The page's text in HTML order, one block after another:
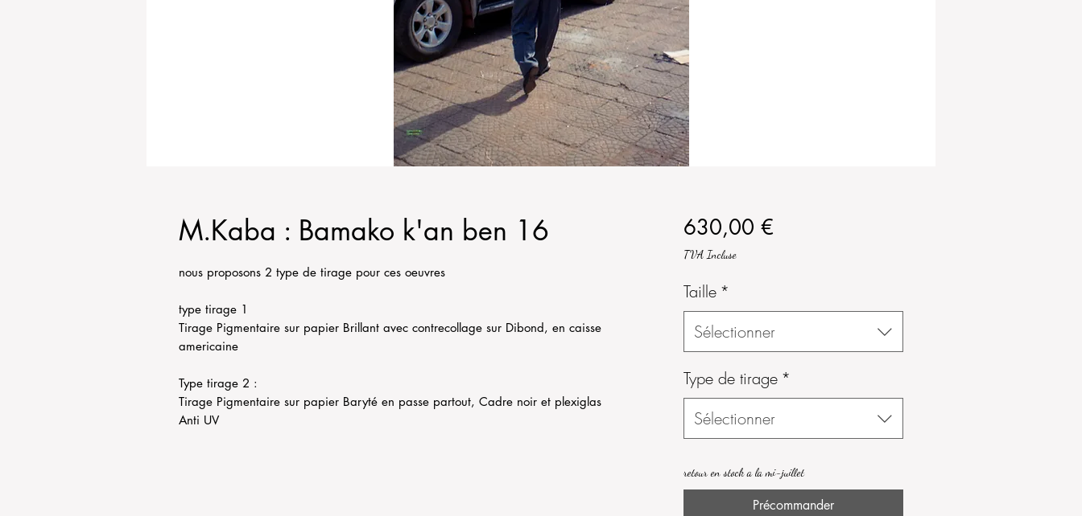
M.Kaba : Bamako k'an ben 16
nous proposons 2 type de tirage pour ces oeuvres
type tirage 1
Tirage Pigmentaire sur papier Brillant avec contrecollage sur Dibond, en caisse
americaine
Type tirage 2 :
Tirage Pigmentaire sur papier Baryté en passe partout, Cadre noir et plexiglas
Anti UV
630,00 €Prix
TVA Incluse
Taille *
Sélectionner
Type de tirage *
Sélectionner
retour en stock a la mi-juillet
Précommander